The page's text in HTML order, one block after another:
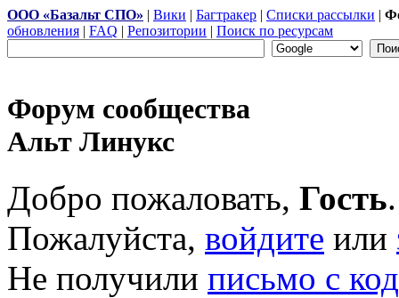
ООО «Базальт СПО» | Вики | Багтракер | Списки рассылки |
обновления | FAQ | Репозитории | Поиск по ресурсам
Форум сообщества
Альт Линукс
Добро пожаловать, Гость.
Пожалуйста, войдите или
Не получили письмо с